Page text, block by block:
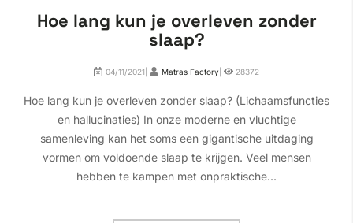
Hoe lang kun je overleven zonder
slaap?
04/11/2021| Matras Factory 28372
Hoe lang kun je overleven zonder slaap? (Lichaamsfuncties
en hallucinaties) In onze moderne en vluchtige
samenleving kan het soms een gigantische uitdaging
vormen om voldoende slaap te krijgen. Veel mensen
hebben te kampen met onpraktische...